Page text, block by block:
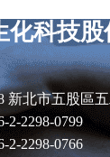
化科技
新北市五股區
2-2298-0799
2-2298-0766